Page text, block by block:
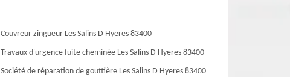
Couvreur zingueur Les Salins D Hyeres 83400
Travaux d'urgence fuite cheminée Les Salins D Hyeres 83400
Société de réparation de gouttière Les Salins D Hyeres 83400